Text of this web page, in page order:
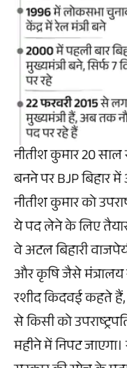
नीतीश कुमार 20 साल
बनने पर BJP बिहार
नीतीश कुमार को
ये पद लेने के लिए
वे अटल बिहारी
और कृषि जैसे
रशीद किदवई कहते हैं,
से किसी को
महीने में निपट